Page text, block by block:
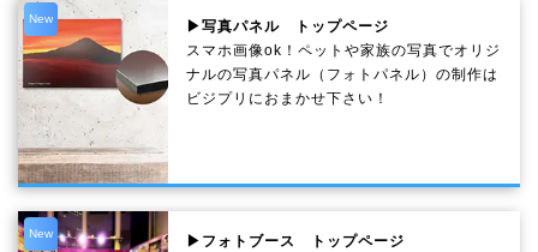
New
▶写真パネル トップページ
スマホ画像ok！ペットや家族の写真でオリジ
ナルの写真パネル（フォトパネル）の制作は
ビジプリにおまかせ下さい！
New
▶フォトブース トップページ